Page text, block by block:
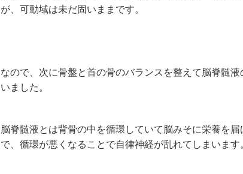
が、可動域は未だ固いままです。
なので、次に骨盤と首の骨のバランスを整えて脳脊髄
いました。
脳脊髄液とは背骨の中を循環していて脳みそに栄養を
で、循環が悪くなることで自律神経が乱れてしまいます